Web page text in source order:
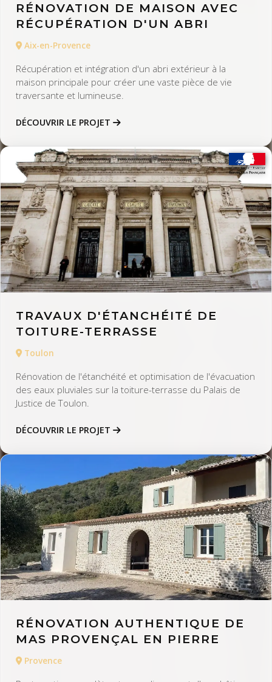
RÉNOVATION DE MAISON AVEC
RÉCUPÉRATION D'UN ABRI
Aix-en-Provence
Récupération et intégration d'un abri extérieur à la
maison principale pour créer une vaste pièce de vie
traversante et lumineuse.
DÉCOUVRIR LE PROJET
TRAVAUX D'ÉTANCHÉITÉ DE
TOITURE-TERRASSE
Toulon
Rénovation de l'étanchéité et optimisation de l'évacuation
des eaux pluviales sur la toiture-terrasse du Palais de
Justice de Toulon.
DÉCOUVRIR LE PROJET
RÉNOVATION AUTHENTIQUE DE
MAS PROVENÇAL EN PIERRE
Provence